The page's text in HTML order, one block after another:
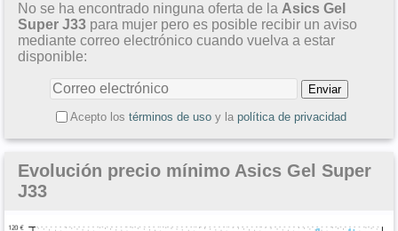
No se ha encontrado ninguna oferta de la Asics Gel
Super J33 para mujer pero es posible recibir un aviso
mediante correo electrónico cuando vuelva a estar
disponible:
Acepto los términos de usoy la política de privacidad
Evolución precio mínimo Asics Gel Super
J33